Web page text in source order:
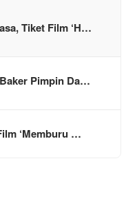
Tiket Film ‘H…
Pimpin Da…
‘Memburu …